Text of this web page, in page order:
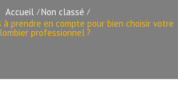
Accueil
Non classé
prendre en compte pour bien choisir votre
professionnel ?